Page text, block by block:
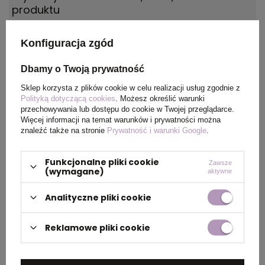
produktu
Waga
Materiał Papier z recyklingu, Karton
Kolor kość słoniowa
PAKOWANIE
Wymiary
kartonu
46 x 31 x 25 cm
Konfiguracja zgód
Dbamy o Twoją prywatność
Sklep korzysta z plików cookie w celu realizacji usług zgodnie z
Polityką dotyczącą cookies . Możesz określić warunki
przechowywania lub dostępu do cookie w Twojej przeglądarce.
Więcej informacji na temat warunków i prywatności można
znaleźć także na stronie Prywatność i warunki Google
Funkcjonalne pliki cookie
(wymagane)
Zawsze
aktywne
Analityczne pliki cookie
Reklamowe pliki cookie